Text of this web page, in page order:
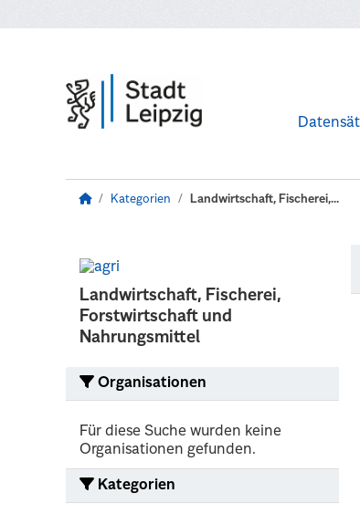
Kategorien Landwirtschaft, Fischerei,...
Landwirtschaft, Fischerei,
Forstwirtschaft und
Nahrungsmittel
Organisationen
Für diese Suche wurden keine
Organisationen gefunden.
Kategorien